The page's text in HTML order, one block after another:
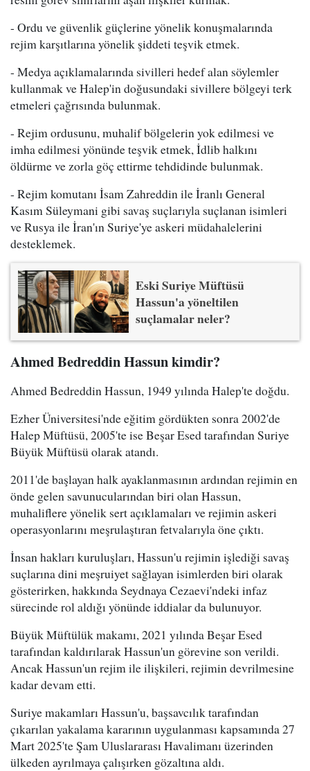
- Ordu ve güvenlik güçlerine yönelik konuşmalarında
rejim karşıtlarına yönelik şiddeti teşvik etmek.
- Medya açıklamalarında sivilleri hedef alan söylemler
kullanmak ve Halep'in doğusundaki sivillere bölgeyi terk
etmeleri çağrısında bulunmak.
- Rejim ordusunu, muhalif bölgelerin yok edilmesi ve
imha edilmesi yönünde teşvik etmek, İdlib halkını
öldürme ve zorla göç ettirme tehdidinde bulunmak.
- Rejim komutanı İsam Zahreddin ile İranlı General
Kasım Süleymani gibi savaş suçlarıyla suçlanan isimleri
ve Rusya ile İran'ın Suriye'ye askeri müdahalelerini
desteklemek.
Eski Suriye Müftüsü
Hassun'a yöneltilen
suçlamalar neler?
Ahmed Bedreddin Hassun kimdir?
Ahmed Bedreddin Hassun, 1949 yılında Halep'te doğdu.
Ezher Üniversitesi'nde eğitim gördükten sonra 2002'de
Halep Müftüsü, 2005'te ise Beşar Esed tarafından Suriye
Büyük Müftüsü olarak atandı.
2011'de başlayan halk ayaklanmasının ardından rejimin en
önde gelen savunucularından biri olan Hassun,
muhaliflere yönelik sert açıklamaları ve rejimin askeri
operasyonlarını meşrulaştıran fetvalarıyla öne çıktı.
İnsan hakları kuruluşları, Hassun'u rejimin işlediği savaş
suçlarına dini meşruiyet sağlayan isimlerden biri olarak
gösterirken, hakkında Seydnaya Cezaevi'ndeki infaz
sürecinde rol aldığı yönünde iddialar da bulunuyor.
Büyük Müftülük makamı, 2021 yılında Beşar Esed
tarafından kaldırılarak Hassun'un görevine son verildi.
Ancak Hassun'un rejim ile ilişkileri, rejimin devrilmesine
kadar devam etti.
Suriye makamları Hassun'u, başsavcılık tarafından
çıkarılan yakalama kararının uygulanması kapsamında 27
Mart 2025'te Şam Uluslararası Havalimanı üzerinden
ülkeden ayrılmaya çalışırken gözaltına aldı.